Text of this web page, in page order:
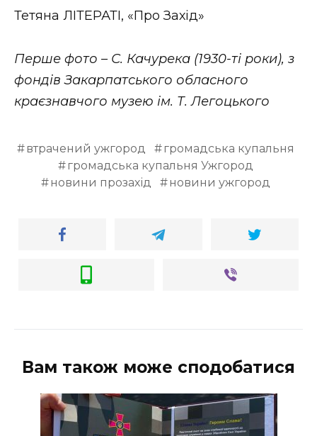
Тетяна ЛІТЕРАТІ, «Про Захід»
Перше фото – С. Качурека (1930-ті роки), з
фондів Закарпатського обласного
краєзнавчого музею ім. Т. Легоцького
втрачений ужгород
громадська купальня
громадська купальня Ужгород
новини прозахід
новини ужгород
Вам також може сподобатися